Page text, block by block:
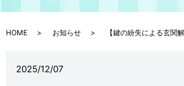
HOME お知らせ 【鍵の紛失による玄関
2025/12/07